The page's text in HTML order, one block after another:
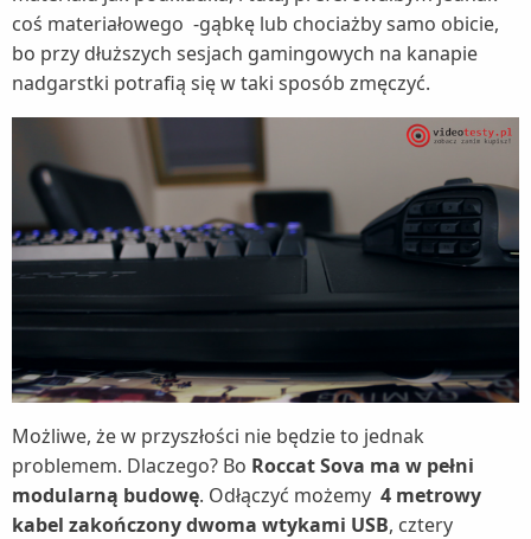
coś materiałowego -gąbkę lub chociażby samo obicie,
bo przy dłuższych sesjach gamingowych na kanapie
nadgarstki potrafią się w taki sposób zmęczyć.
Możliwe, że w przyszłości nie będzie to jednak
problemem. Dlaczego? Bo Roccat Sova ma w pełni
modularną budowę. Odłączyć możemy 4 metrowy
kabel zakończony dwoma wtykami USB, cztery